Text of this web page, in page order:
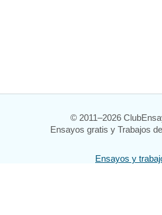
© 2011–2026
Ensayos gratis y Trabajos
Ensayos y